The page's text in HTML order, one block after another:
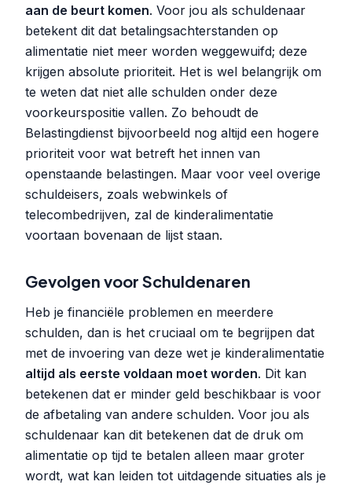
aan de beurt komen. Voor jou als schuldenaar
betekent dit dat betalingsachterstanden op
alimentatie niet meer worden weggewuifd; deze
krijgen absolute prioriteit. Het is wel belangrijk om
te weten dat niet alle schulden onder deze
voorkeurspositie vallen. Zo behoudt de
Belastingdienst bijvoorbeeld nog altijd een hogere
prioriteit voor wat betreft het innen van
openstaande belastingen. Maar voor veel overige
schuldeisers, zoals webwinkels of
telecombedrijven, zal de kinderalimentatie
voortaan bovenaan de lijst staan.
Gevolgen voor Schuldenaren
Heb je financiële problemen en meerdere
schulden, dan is het cruciaal om te begrijpen dat
met de invoering van deze wet je kinderalimentatie
altijd als eerste voldaan moet worden. Dit kan
betekenen dat er minder geld beschikbaar is voor
de afbetaling van andere schulden. Voor jou als
schuldenaar kan dit betekenen dat de druk om
alimentatie op tijd te betalen alleen maar groter
wordt, wat kan leiden tot uitdagende situaties als je